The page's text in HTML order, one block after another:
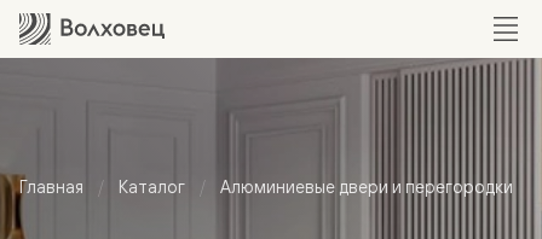
Главная Каталог Алюминиевые двери и перегородки